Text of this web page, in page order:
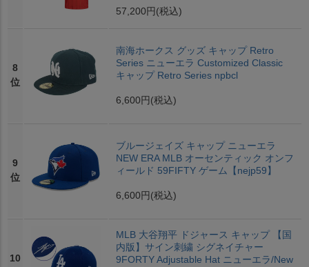
57,200円 (税込)
8
位
南海ホークス グッズ キャップ Retro
Series ニューエラ Customized Classic
キャップ Retro Series npbcl
6,600円 (税込)
9
位
ブルージェイズ キャップ ニューエラ
NEW ERA MLB オーセンティック オンフ
ィールド 59FIFTY ゲーム【nejp59】
6,600円 (税込)
10
MLB 大谷翔平 ドジャース キャップ 【国
内版】サイン刺繍 シグネイチャー
9FORTY Adjustable Hat ニューエラ/New